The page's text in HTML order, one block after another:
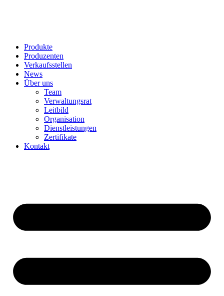
Produkte
Produzenten
Verkaufsstellen
News
Über uns
Team
Verwaltungsrat
Leitbild
Organisation
Dienstleistungen
Zertifikate
Kontakt